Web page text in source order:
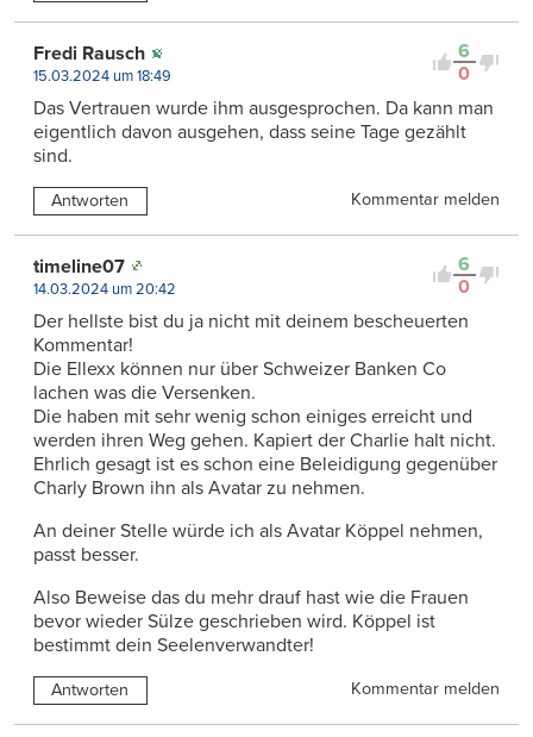
6
0
Fredi Rausch
15.03.2024 um 18:49
Das Vertrauen wurde ihm ausgesprochen. Da kann man
eigentlich davon ausgehen, dass seine Tage gezählt
sind.
Antworten Kommentar melden
6
0
timeline07
14.03.2024 um 20:42
Der hellste bist du ja nicht mit deinem bescheuerten
Kommentar!
Die Ellexx können nur über Schweizer Banken Co
lachen was die Versenken.
Die haben mit sehr wenig schon einiges erreicht und
werden ihren Weg gehen. Kapiert der Charlie halt nicht.
Ehrlich gesagt ist es schon eine Beleidigung gegenüber
Charly Brown ihn als Avatar zu nehmen.
An deiner Stelle würde ich als Avatar Köppel nehmen,
passt besser.
Also Beweise das du mehr drauf hast wie die Frauen
bevor wieder Sülze geschrieben wird. Köppel ist
bestimmt dein Seelenverwandter!
Antworten Kommentar melden